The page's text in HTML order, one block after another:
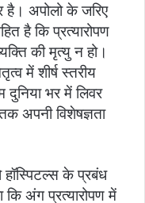
है। अपोलो के जरिए
है कि प्रत्यारोपण
की मृत्यु न हो।
में शीर्ष स्तरीय
दुनिया भर में लिवर
अपनी विशेषज्ञता
हॉस्पिटल्स के प्रबंध
कि अंग प्रत्यारोपण में